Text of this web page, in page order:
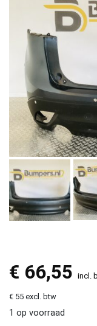
€ 66,55 incl.
€ 55 excl. btw
1 op voorraad